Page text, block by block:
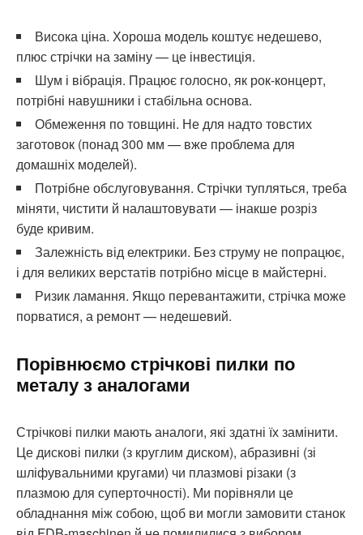
Висока ціна. Хороша модель коштує недешево,
плюс стрічки на заміну — це інвестиція.
Шум і вібрація. Працює голосно, як рок-концерт,
потрібні навушники і стабільна основа.
Обмеження по товщині. Не для надто товстих
заготовок (понад 300 мм — вже проблема для
домашніх моделей).
Потрібне обслуговування. Стрічки тупляться, треба
міняти, чистити й налаштовувати — інакше розріз
буде кривим.
Залежність від електрики. Без струму не попрацює,
і для великих верстатів потрібно місце в майстерні.
Ризик ламання. Якщо перевантажити, стрічка може
порватися, а ремонт — недешевий.
Порівнюємо стрічкові пилки по
металу з аналогами
Стрічкові пилки мають аналоги, які здатні їх замінити.
Це дискові пилки (з круглим диском), абразивні (зі
шліфувальними кругами) чи плазмові різаки (з
плазмою для суперточності). Ми порівняли це
обладнання між собою, щоб ви могли замовити станок